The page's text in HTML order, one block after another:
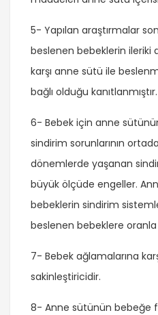
5- Yapılan araştırmalar
beslenen bebeklerin ileriki
karşı anne sütü ile
bağlı olduğu kanıtlanmıştır.
6- Bebek için anne
sindirim sorunlarının
dönemlerde yaşanan
büyük ölçüde engeller.
bebeklerin sindirim
beslenen bebeklere oranla
7- Bebek ağlamalarına
sakinleştiricidir.
8- Anne sütünün bebeğe